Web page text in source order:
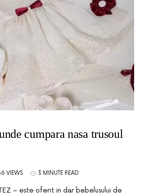
cumpara nasa trusoul
VIEWS 3 MINUTE READ
– este oferit in dar bebelusului de